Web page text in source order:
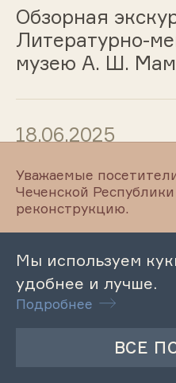
Обзорная
Литературно-
музею А. Ш.
18.06.2025
Обзорная
Литературно-
музею Л. Н.
18.06.2025
Уважаемые
Чеченской
реконструкцию.
Мы используем
удобнее и лучше.
Подробнее